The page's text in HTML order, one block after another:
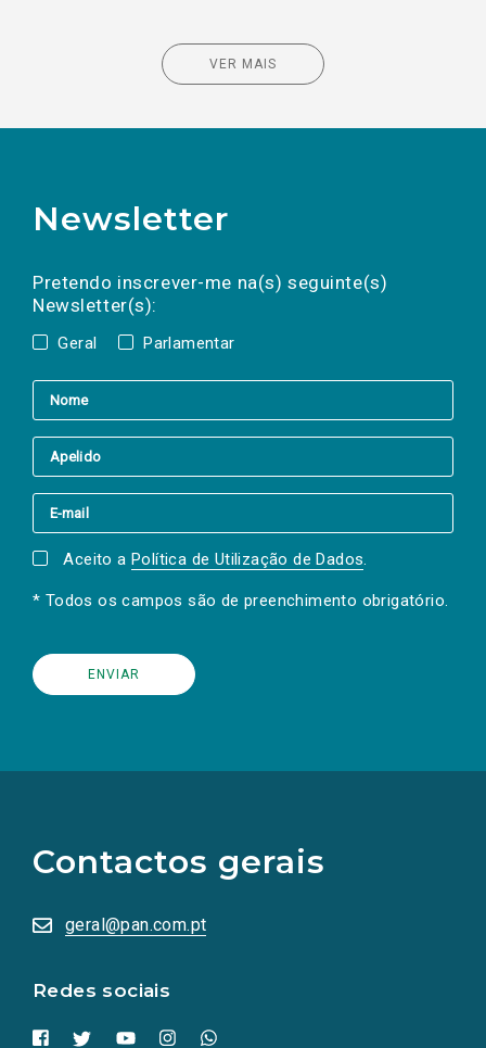
VER MAIS
Newsletter
Pretendo inscrever-me na(s) seguinte(s)
Newsletter(s):
Geral Parlamentar
a(s) newsletter(s).
mail
Aceito a Política de Utilização de Dados.
* Todos os campos são de preenchimento obrigatório.
Contactos gerais
geral@pan.com.pt
Redes sociais
redes
sociais
numa
nova